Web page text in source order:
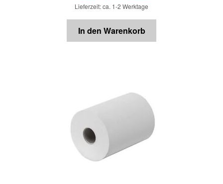
Lieferzeit: ca. 1-2 Werktage
In den Warenkorb